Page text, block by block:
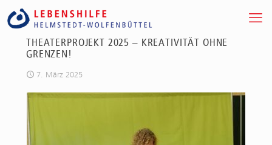
THEATERPROJEKT 2025 – KREATIVITÄT OHNE
GRENZEN!
7. März 2025